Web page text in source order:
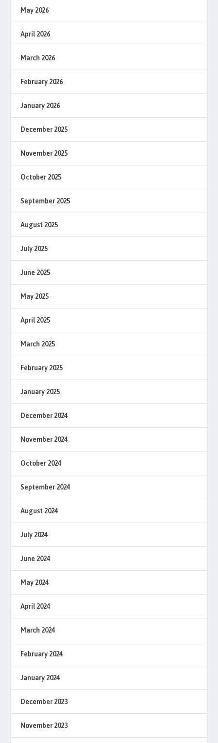
May 2026
April 2026
March 2026
February 2026
January 2026
December 2025
November 2025
October 2025
September 2025
August 2025
July 2025
June 2025
May 2025
April 2025
March 2025
February 2025
January 2025
December 2024
November 2024
October 2024
September 2024
August 2024
July 2024
June 2024
May 2024
April 2024
March 2024
February 2024
January 2024
December 2023
November 2023